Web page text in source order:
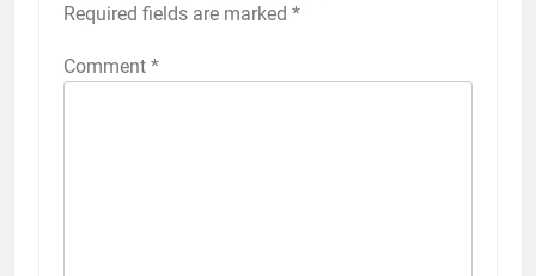
Required fields are marked *
Comment *